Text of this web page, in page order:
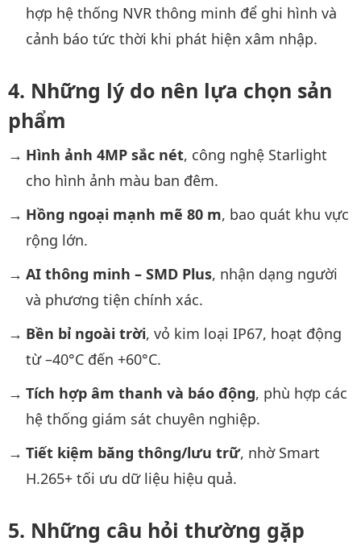
hợp hệ thống NVR thông minh để ghi hình và
cảnh báo tức thời khi phát hiện xâm nhập.
Những lý do nên lựa chọn sản
phẩm
Hình ảnh 4MP sắc nét, công nghệ Starlight
cho hình ảnh màu ban đêm.
Hồng ngoại mạnh mẽ 80 m, bao quát khu vực
rộng lớn.
AI thông minh – SMD Plus, nhận dạng người
và phương tiện chính xác.
Bền bỉ ngoài trời, vỏ kim loại IP67, hoạt động
từ –40°C đến +60°C.
Tích hợp âm thanh và báo động, phù hợp các
hệ thống giám sát chuyên nghiệp.
Tiết kiệm băng thông/lưu trữ, nhờ Smart
H.265+ tối ưu dữ liệu hiệu quả.
Những câu hỏi thường gặp